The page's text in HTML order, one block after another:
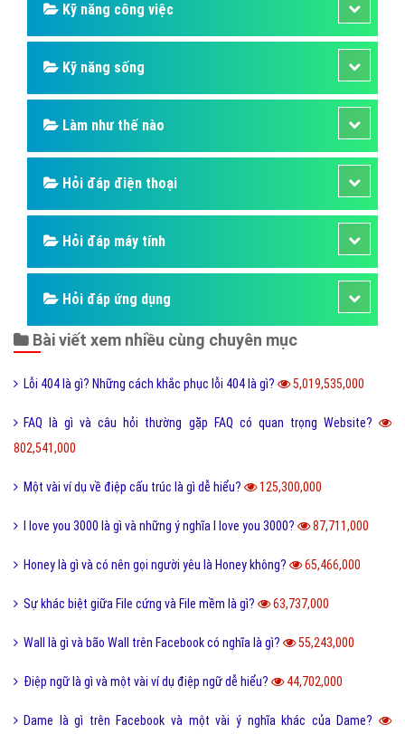
Kỹ năng công việc
Kỹ năng sống
Làm như thế nào
Hỏi đáp điện thoại
Hỏi đáp máy tính
Hỏi đáp ứng dụng
Bài viết xem nhiều cùng chuyên mục
Lỗi 404 là gì? Những cách khắc phục lỗi 404 là gì? 5,019,535,000
FAQ là gì và câu hỏi thường gặp FAQ có quan trọng Website?
802,541,000
Một vài ví dụ về điệp cấu trúc là gì dễ hiểu? 125,300,000
I love you 3000 là gì và những ý nghĩa I love you 3000? 87,711,000
Honey là gì và có nên gọi người yêu là Honey không? 65,466,000
Sự khác biệt giữa File cứng và File mềm là gì? 63,737,000
Wall là gì và bão Wall trên Facebook có nghĩa là gì? 55,243,000
Điệp ngữ là gì và một vài ví dụ điệp ngữ dễ hiểu? 44,702,000
Dame là gì trên Facebook và một vài ý nghĩa khác của Dame?